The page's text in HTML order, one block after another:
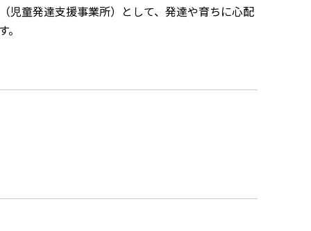
児童発達支援事業所）として、発達や育ちに心配